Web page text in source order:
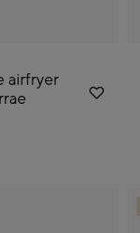
airfryer